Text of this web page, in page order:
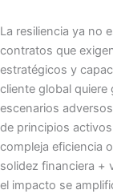
La resiliencia ya no
contratos que
estratégicos y
cliente global
escenarios
de principios
compleja eficiencia
solidez financiera +
el impacto se